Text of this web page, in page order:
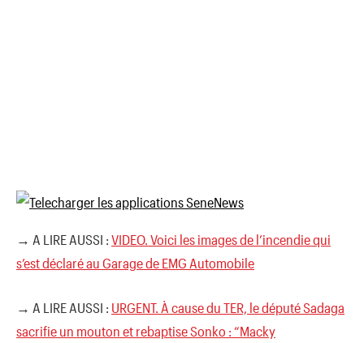
→ A LIRE AUSSI : VIDEO. Voici les images de l’incendie qui
s’est déclaré au Garage de EMG Automobile
→ A LIRE AUSSI : URGENT. À cause du TER, le député Sadaga
sacrifie un mouton et rebaptise Sonko : “Macky